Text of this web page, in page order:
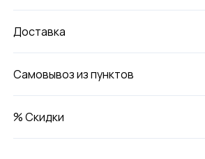
Доставка
Самовывоз из пунктов
% Скидки